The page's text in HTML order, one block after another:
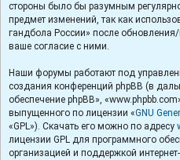
стороны было бы разумным регулярно
предмет изменений, так как
гандбола России» после
ваше согласие с ними.
Наши форумы работают под
создания конференций phpBB (в
обеспечение phpBB»,
выпущенного по лицензии «GNU
«GPL»). Скачать его можно по адресу
лицензии GPL для программного
организацией и поддержкой